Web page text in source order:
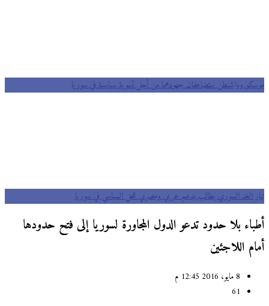
وواشنطن ستضاعفان جهودهما من أجل تسوية سياسية في سوريا
الغد السوري يطالب بدعم عربي ومصري للحل السياسي في سوريا
بلا حدود تدعو الدول المجاورة لسوريا إلى فتح حدودها
اللاجئين
8 مايو، 2016 12:45 م
61